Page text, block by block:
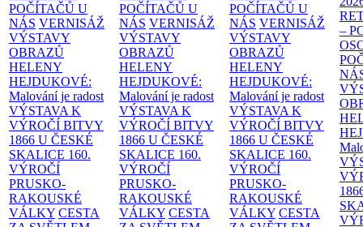
POČÍTAČŮ U
NÁS VERNISÁŽ
VÝSTAVY
OBRAZŮ
HELENY
HEJDUKOVÉ:
Malování je radost
VÝSTAVA K
VÝROČÍ BITVY
1866 U ČESKÉ
SKALICE 160.
VÝROČÍ
PRUSKO-
RAKOUSKÉ
VÁLKY CESTA
POČÍTAČŮ U
NÁS VERNISÁŽ
VÝSTAVY
OBRAZŮ
HELENY
HEJDUKOVÉ:
Malování je radost
VÝSTAVA K
VÝROČÍ BITVY
1866 U ČESKÉ
SKALICE 160.
VÝROČÍ
PRUSKO-
RAKOUSKÉ
VÁLKY CESTA
POČÍTAČŮ U
NÁS VERNISÁŽ
VÝSTAVY
OBRAZŮ
HELENY
HEJDUKOVÉ:
Malování je radost
VÝSTAVA K
VÝROČÍ BITVY
1866 U ČESKÉ
SKALICE 160.
VÝROČÍ
PRUSKO-
RAKOUSKÉ
VÁLKY CESTA
–